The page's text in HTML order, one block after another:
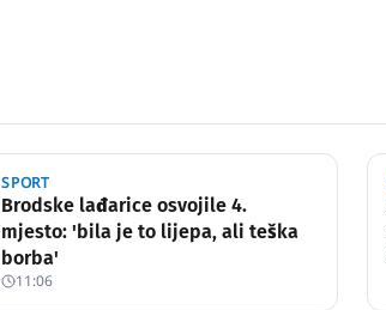
SPORT
Brodske lađarice osvojile 4.
mjesto: 'bila je to lijepa, ali teška
borba'
11:06